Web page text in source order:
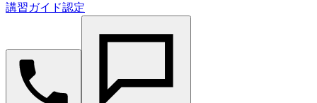
講習ガイド認定